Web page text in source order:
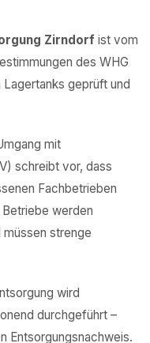
Zirndorf ist vom
des WHG
geprüft und
mit
schreibt vor, dass
Fachbetrieben
werden
strenge
wird
durchgeführt –
Entsorgungsnachweis.